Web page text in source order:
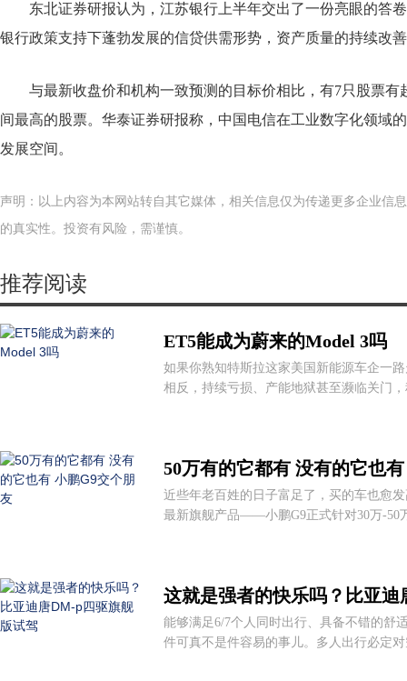
东北证券研报认为，江苏银行上半年交出了一份亮眼的答
银行政策支持下蓬勃发展的信贷供需形势，资产质量的持续改
与最新收盘价和机构一致预测的目标价相比，有7只股票
间最高的股票。华泰证券研报称，中国电信在工业数字化领域
发展空间。
声明：以上内容为本网站转自其它媒体，相关信息仅为传递更多企业信
的真实性。投资有风险，需谨慎。
推荐阅读
ET5能成为蔚来的Model 3吗
如果你熟知特斯拉这家美国新能源车企一
相反，持续亏损、产能地狱甚至濒临关门
50万有的它都有 没有的它也
近些年老百姓的日子富足了，买的车也愈
最新旗舰产品——小鹏G9正式针对30万-50
这就是强者的快乐吗？比亚
能够满足6/7个人同时出行、具备不错的舒
件可真不是件容易的事儿。多人出行必定